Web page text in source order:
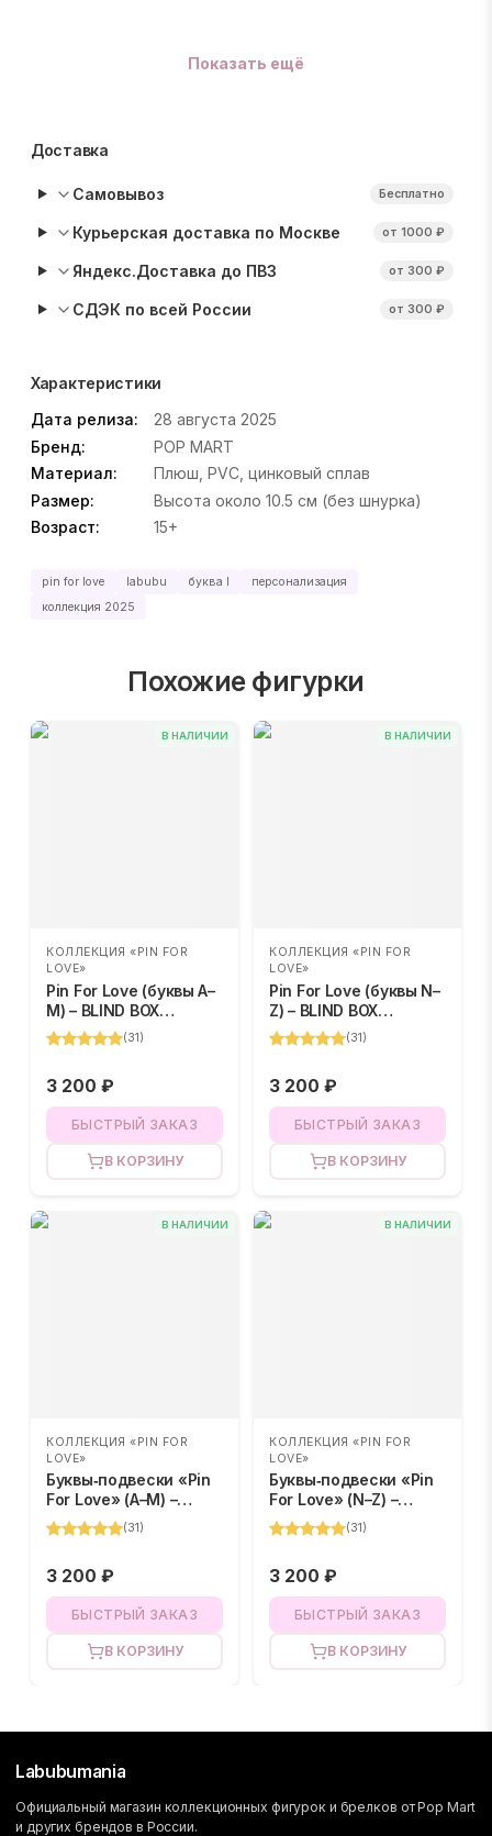
Показать ещё
Доставка
Самовывоз Бесплатно
Курьерская доставка по Москве от 1000 ₽
Яндекс.Доставка до ПВЗ от 300 ₽
СДЭК по всей России от 300 ₽
Характеристики
Дата релиза:
28 августа 2025
Бренд:
POP MART
Материал:
Плюш, PVC, цинковый сплав
Размер:
Высота около 10.5 см (без шнурка)
Возраст:
15+
pin for love labubu буква l
персонализация
коллекция 2025
Похожие фигурки
В НАЛИЧИИ
КОЛЛЕКЦИЯ «PIN FOR
LOVE»
Pin For Love (буквы A–
M) – BLIND BOX
(случайный цвет)
(31)
3 200 ₽
БЫСТРЫЙ ЗАКАЗ
В КОРЗИНУ
В НАЛИЧИИ
КОЛЛЕКЦИЯ «PIN FOR
LOVE»
Pin For Love (буквы N–
Z) – BLIND BOX
(случайный цвет)
(31)
3 200 ₽
БЫСТРЫЙ ЗАКАЗ
В КОРЗИНУ
В НАЛИЧИИ
КОЛЛЕКЦИЯ «PIN FOR
LOVE»
Буквы‑подвески «Pin
For Love» (A–M) –
BLIND BOX(31)
3 200 ₽
БЫСТРЫЙ ЗАКАЗ
В КОРЗИНУ
В НАЛИЧИИ
КОЛЛЕКЦИЯ «PIN FOR
LOVE»
Буквы‑подвески «Pin
For Love» (N–Z) –
BLIND BOX(31)
3 200 ₽
БЫСТРЫЙ ЗАКАЗ
В КОРЗИНУ
Labubumania
Официальный магазин коллекционных фигурок и брелков от Pop Mart
и других брендов в России.